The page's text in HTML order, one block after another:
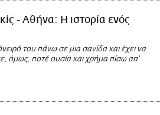
- Αθήνα: Η ιστορία ενός
του πάνω σε μια σανίδα και έχει να
όμως, ποτέ ουσία και χρήμα πίσω απ’